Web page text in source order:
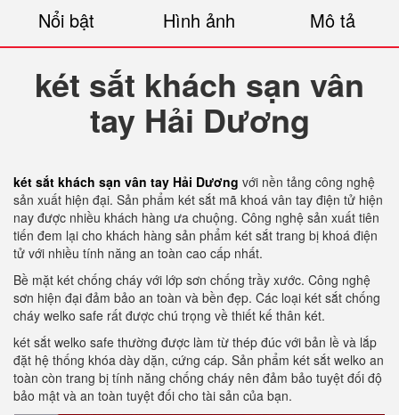
Nổi bật Hình ảnh Mô tả
két sắt khách sạn vân
tay Hải Dương
két sắt khách sạn vân tay Hải Dương với nền tảng công nghệ
sản xuất hiện đại. Sản phẩm két sắt mã khoá vân tay điện tử hiện
nay được nhiều khách hàng ưa chuộng. Công nghệ sản xuất tiên
tiến đem lại cho khách hàng sản phẩm két sắt trang bị khoá điện
tử với nhiều tính năng an toàn cao cấp nhất.
Bề mặt két chống cháy với lớp sơn chống trầy xước. Công nghệ
sơn hiện đại đảm bảo an toàn và bền đẹp. Các loại két sắt chống
cháy welko safe rất được chú trọng về thiết kế thân két.
két sắt welko safe thường được làm từ thép đúc với bản lề và lắp
đặt hệ thống khóa dày dặn, cứng cáp. Sản phẩm két sắt welko an
toàn còn trang bị tính năng chống cháy nên đảm bảo tuyệt đối độ
bảo mật và an toàn tuyệt đối cho tài sản của bạn.